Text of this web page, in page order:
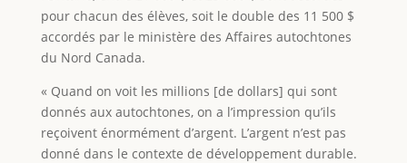
pour chacun des élèves, soit le double des 11 500 $
accordés par le ministère des Affaires autochtones
du Nord Canada.
« Quand on voit les millions [de dollars] qui sont
donnés aux autochtones, on a l’impression qu’ils
reçoivent énormément d’argent. L’argent n’est pas
donné dans le contexte de développement durable.